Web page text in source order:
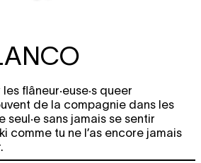
flâneur·euse·s queer
de la compagnie dans les
seul·e sans jamais se sentir
comme tu ne l’as encore jamais